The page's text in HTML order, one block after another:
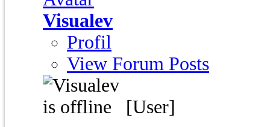
Visualev
Profil
View Forum Posts
[User]